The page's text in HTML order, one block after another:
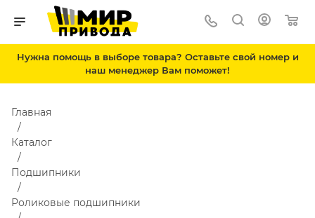
Нужна помощь в выборе товара? Оставьте свой номер и
наш менеджер Вам поможет!
Главная
Каталог
Подшипники
Роликовые подшипники